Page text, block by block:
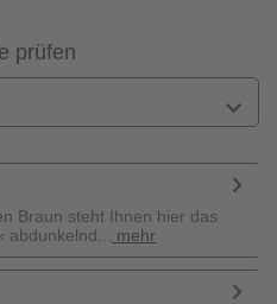
prüfen
Braun steht Ihnen hier das
mehr